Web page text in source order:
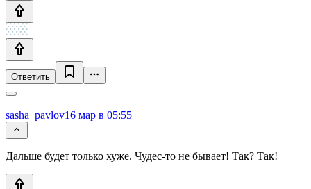
Ответить
sasha_pavlov16 мар в 05:55
Дальше будет только хуже. Чудес-то не бывает! Так? Так!